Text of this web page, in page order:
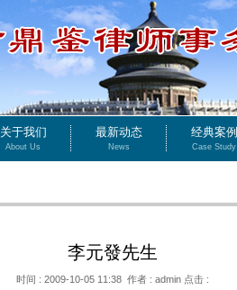
关于我们
About Us
最新动态
News
经典案例
Case Study
李元發先生
时间 : 2009-10-05 11:38 作者 : admin 点击 :